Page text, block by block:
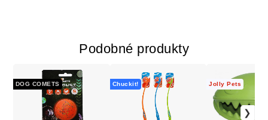
Podobné produkty
DOG COMETS Chuckit! Jolly Pets